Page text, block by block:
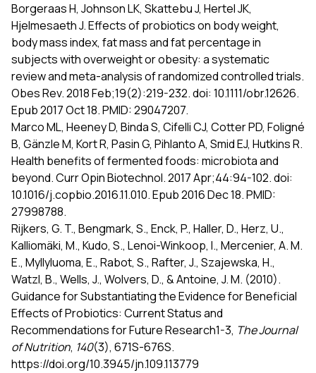
Borgeraas H, Johnson LK, Skattebu J, Hertel JK,
Hjelmesaeth J. Effects of probiotics on body weight,
body mass index, fat mass and fat percentage in
subjects with overweight or obesity: a systematic
review and meta-analysis of randomized controlled trials.
Obes Rev. 2018 Feb;19(2):219-232. doi: 10.1111/obr.12626.
Epub 2017 Oct 18. PMID: 29047207.
Marco ML, Heeney D, Binda S, Cifelli CJ, Cotter PD, Foligné
B, Gänzle M, Kort R, Pasin G, Pihlanto A, Smid EJ, Hutkins R.
Health benefits of fermented foods: microbiota and
beyond. Curr Opin Biotechnol. 2017 Apr;44:94-102. doi:
10.1016/j.copbio.2016.11.010. Epub 2016 Dec 18. PMID:
27998788.
Rijkers, G. T., Bengmark, S., Enck, P., Haller, D., Herz, U.,
Kalliomäki, M., Kudo, S., Lenoi-Winkoop, I., Mercenier, A. M.
E., Myllyluoma, E., Rabot, S., Rafter, J., Szajewska, H.,
Watzl, B., Wells, J., Wolvers, D., & Antoine, J. M. (2010).
Guidance for Substantiating the Evidence for Beneficial
Effects of Probiotics: Current Status and
Recommendations for Future Research1-3, The Journal
of Nutrition, 140(3), 671S-676S.
https://doi.org/10.3945/jn.109.113779